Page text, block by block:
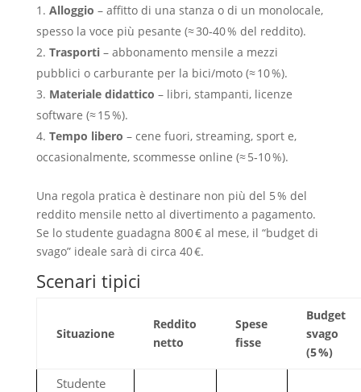
Alloggio – affitto di una stanza o di un monolocale,
spesso la voce più pesante (≈ 30‑40 % del reddito).
Trasporti– abbonamento mensile a mezzi
pubblici o carburante per la bici/moto (≈ 10 %).
Materiale didattico – libri, stampanti, licenze
software (≈ 15 %).
Tempo libero – cene fuori, streaming, sport e,
occasionalmente, scommesse online (≈ 5‑10 %).
Una regola pratica è destinare non più del 5 % del
reddito mensile netto al divertimento a pagamento.
Se lo studente guadagna 800 € al mese, il “budget di
svago” ideale sarà di circa 40 €.
Scenari tipici
Situazione
Reddito
netto
Spese
fisse
Budget
svago
(5 %)
Studente